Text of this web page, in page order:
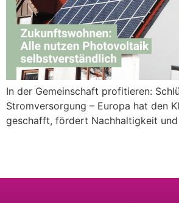
In der Gemeinschaft profitieren:
Stromversorgung – Europa hat den
geschafft, fördert Nachhaltigkeit